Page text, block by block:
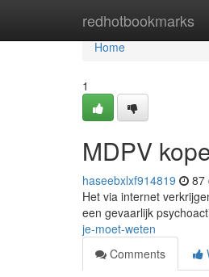
redhotbookmarks
Home
Home
1
MDPV
haseebxlxf914819 87
Het via internet
een gevaarlijk
je-moet-weten
Comments